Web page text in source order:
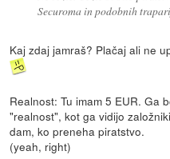
Securoma in podobnih
Kaj zdaj jamraš? Plačaj ali ne
Realnost: Tu imam 5 EUR. Ga
"realnost", kot ga vidijo
dam, ko preneha piratstvo.
(yeah, right)